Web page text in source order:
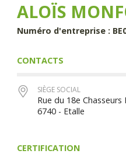
principalALOÏS
Numéro d'entreprise :
CONTACTS
SIÈGE SOCIAL
Rue du 18e Chasseurs
6740 - Etalle
CERTIFICATION